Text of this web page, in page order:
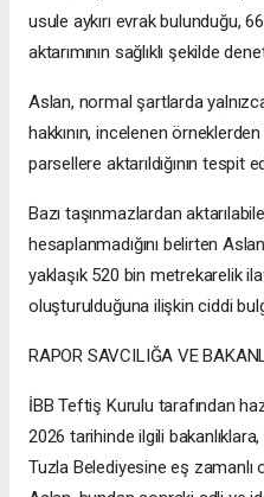
usule aykırı evrak bulunduğu,
aktarımının sağlıklı şekilde
Aslan, normal şartlarda
hakkının, incelenen
parsellere aktarıldığının tespit
Bazı taşınmazlardan
hesaplanmadığını belirten
yaklaşık 520 bin metrekarelik
oluşturulduğuna ilişkin ciddi
RAPOR SAVCILIĞA VE
İBB Teftiş Kurulu tarafından
2026 tarihinde ilgili
Tuzla Belediyesine eş zamanlı